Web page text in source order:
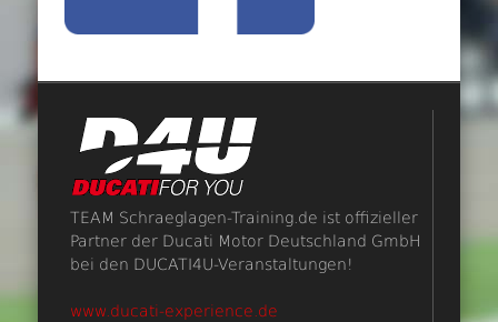
TEAM Schraeglagen-Training.de ist offizieller
Partner der Ducati Motor Deutschland GmbH
bei den DUCATI4U-Veranstaltungen!
www.ducati-experience.de